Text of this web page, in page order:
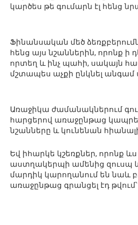
կարծես թե գումարն էլ հենց
Ֆինանսական մեծ
հենց այս նշաններին, որոնք ի
որտեղ և ինչ պահի, սակայն
մշտապես աչքի ընկնել անգամ
Առաջիկա ժամանակներում
հարցերով առաջընթաց
նշանները և կունենան
Եվ իհարկե կշեռքներ, որոնք ևս
աստղակերպի ամենից զուսպ
մարդիկ կարողանում են նաև
առաջընթաց գրանցել էդ